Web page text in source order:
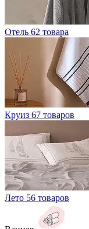
Отель 62 товара
Круиз 67 товаров
Лето 56 товаров